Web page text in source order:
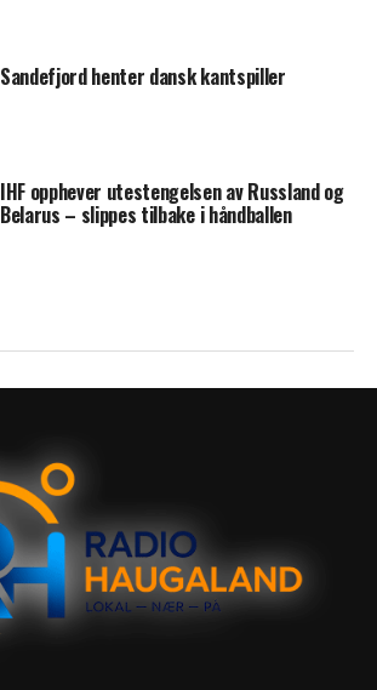
Sandefjord henter dansk kantspiller
IHF opphever utestengelsen av Russland og
Belarus – slippes tilbake i håndballen